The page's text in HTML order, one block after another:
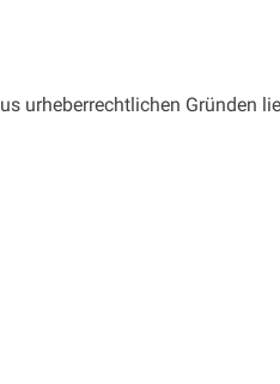
urheberrechtlichen Gründen